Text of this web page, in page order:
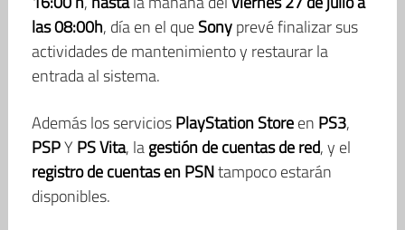
las 08:00h, día en el queSonyprevé finalizar sus
actividades de mantenimiento y restaurar la
entrada al sistema.
Además los serviciosPlayStation Storeen PS3,
PSPYPS Vita, lagestión de cuentas de red, y el
registro de cuentas en PSNtampoco estarán
disponibles.